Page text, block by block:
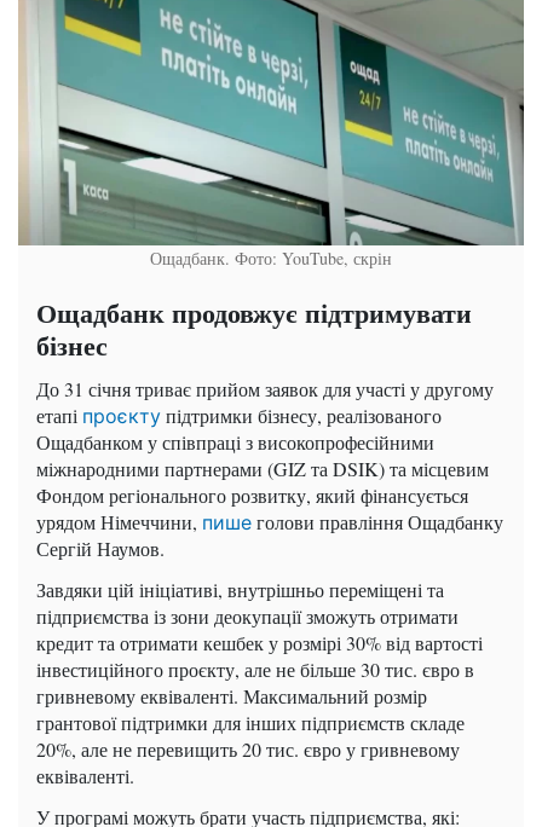
Ощадбанк. Фото: YouTube, скрін
Ощадбанк продовжує підтримувати
бізнес
До 31 січня триває прийом заявок для участі у другому
етапі проєкту підтримки бізнесу, реалізованого
Ощадбанком у співпраці з високопрофесійними
міжнародними партнерами (GIZ та DSIK) та місцевим
Фондом регіонального розвитку, який фінансується
урядом Німеччини, пише голови правління Ощадбанку
Сергій Наумов.
Завдяки цій ініціативі, внутрішньо переміщені та
підприємства із зони деокупації зможуть отримати
кредит та отримати кешбек у розмірі 30% від вартості
інвестиційного проєкту, але не більше 30 тис. євро в
гривневому еквіваленті. Максимальний розмір
грантової підтримки для інших підприємств складе
20%, але не перевищить 20 тис. євро у гривневому
еквіваленті.
У програмі можуть брати участь підприємства, які: